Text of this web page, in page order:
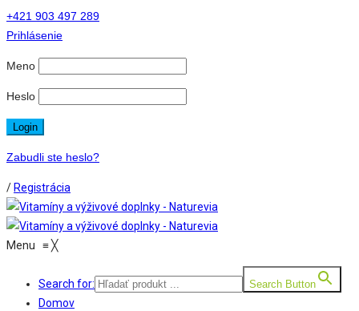
+421 903 497 289
Prihlásenie
Meno
Heslo
Zabudli ste heslo?
/ Registrácia
Menu ≡╳
Search for: Search Button
Domov